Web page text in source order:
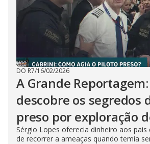
DO R7/16/02/2026
A Grande
descobre os segredos
preso por exploração
Sérgio Lopes oferecia dinheiro aos pais
de recorrer a ameaças quando temia